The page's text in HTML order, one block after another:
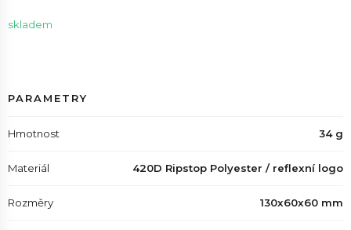
skladem
PARAMETRY
Hmotnost 34 g
Materiál 420D Ripstop Polyester / reflexní logo
Rozměry 130x60x60 mm